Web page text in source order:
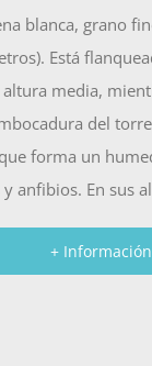
blanca, grano
Está
media,
del
forma un
anfibios. En sus
+ Información